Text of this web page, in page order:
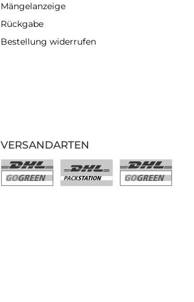
Mängelanzeige
Rückgabe
Bestellung widerrufen
VERSANDARTEN